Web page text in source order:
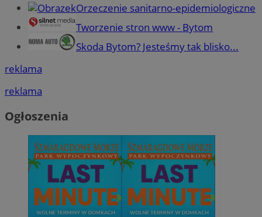
Orzeczenie sanitarno-epidemiologiczne
Tworzenie stron www - Bytom
Skoda Bytom? Jesteśmy tak blisko...
reklama
reklama
Ogłoszenia